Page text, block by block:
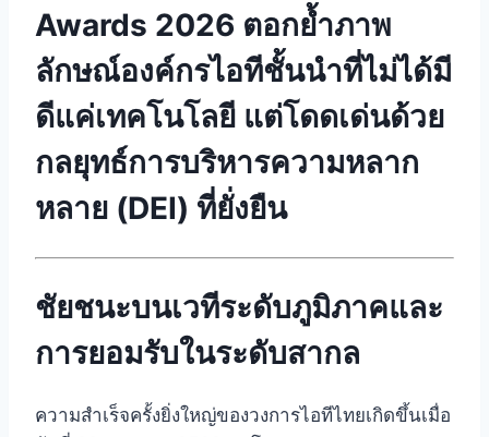
Awards 2026 ตอกย้ำภาพ
ลักษณ์องค์กรไอทีชั้นนำที่ไม่ได้มี
ดีแค่เทคโนโลยี แต่โดดเด่นด้วย
กลยุทธ์การบริหารความหลาก
หลาย (DEI) ที่ยั่งยืน
ชัยชนะบนเวทีระดับภูมิภาคและ
การยอมรับในระดับสากล
ความสำเร็จครั้งยิ่งใหญ่ของวงการไอทีไทยเกิดขึ้นเมื่อ